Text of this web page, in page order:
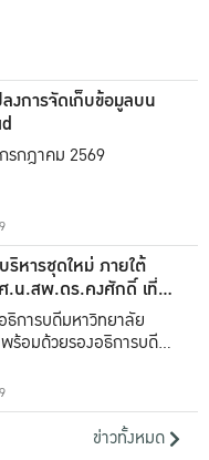
งการจัดเก็บข้อมูลบน
รกฎาคม 2569
หารชุดใหม่ ภายใต้
.น.สพ.ดร.คงศักดิ์ เที่ยง
ธิการบดีมหาวิทยาลัย
ร้อมด้วยรองอธิการบดีทั้ง
ข่าวทั้งหมด